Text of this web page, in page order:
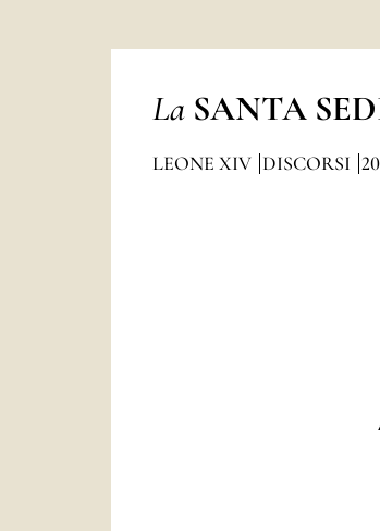
La SANTA
LEONE XIV DISCORSI